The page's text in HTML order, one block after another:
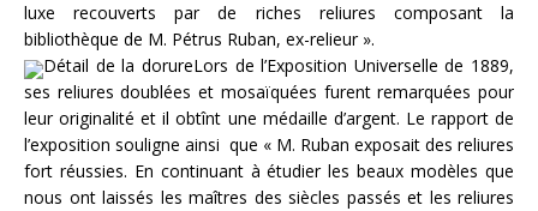
luxe recouverts par de riches reliures composant la
bibliothèque de M. Pétrus Ruban, ex-relieur ».
Détail de la dorureLors de l’Exposition Universelle de 1889,
ses reliures doublées et mosaïquées furent remarquées pour
leur originalité et il obtînt une médaille d’argent. Le rapport de
l’exposition souligne ainsi que « M. Ruban exposait des reliures
fort réussies. En continuant à étudier les beaux modèles que
nous ont laissés les maîtres des siècles passés et les reliures